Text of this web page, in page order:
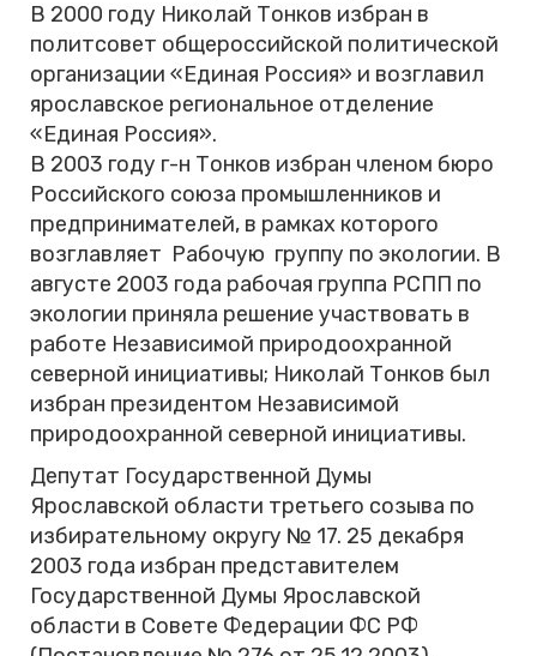
В 2000 году Николай Тонков избран в
политсовет общероссийской политической
организации «Единая Россия» и возглавил
ярославское региональное отделение
«Единая Россия».
В 2003 году г-н Тонков избран членом бюро
Российского союза промышленников и
предпринимателей, в рамках которого
возглавляет Рабочую группу по экологии. В
августе 2003 года рабочая группа РСПП по
экологии приняла решение участвовать в
работе Независимой природоохранной
северной инициативы; Николай Тонков был
избран президентом Независимой
природоохранной северной инициативы.
Депутат Государственной Думы
Ярославской области третьего созыва по
избирательному округу № 17. 25 декабря
2003 года избран представителем
Государственной Думы Ярославской
области в Совете Федерации ФС РФ